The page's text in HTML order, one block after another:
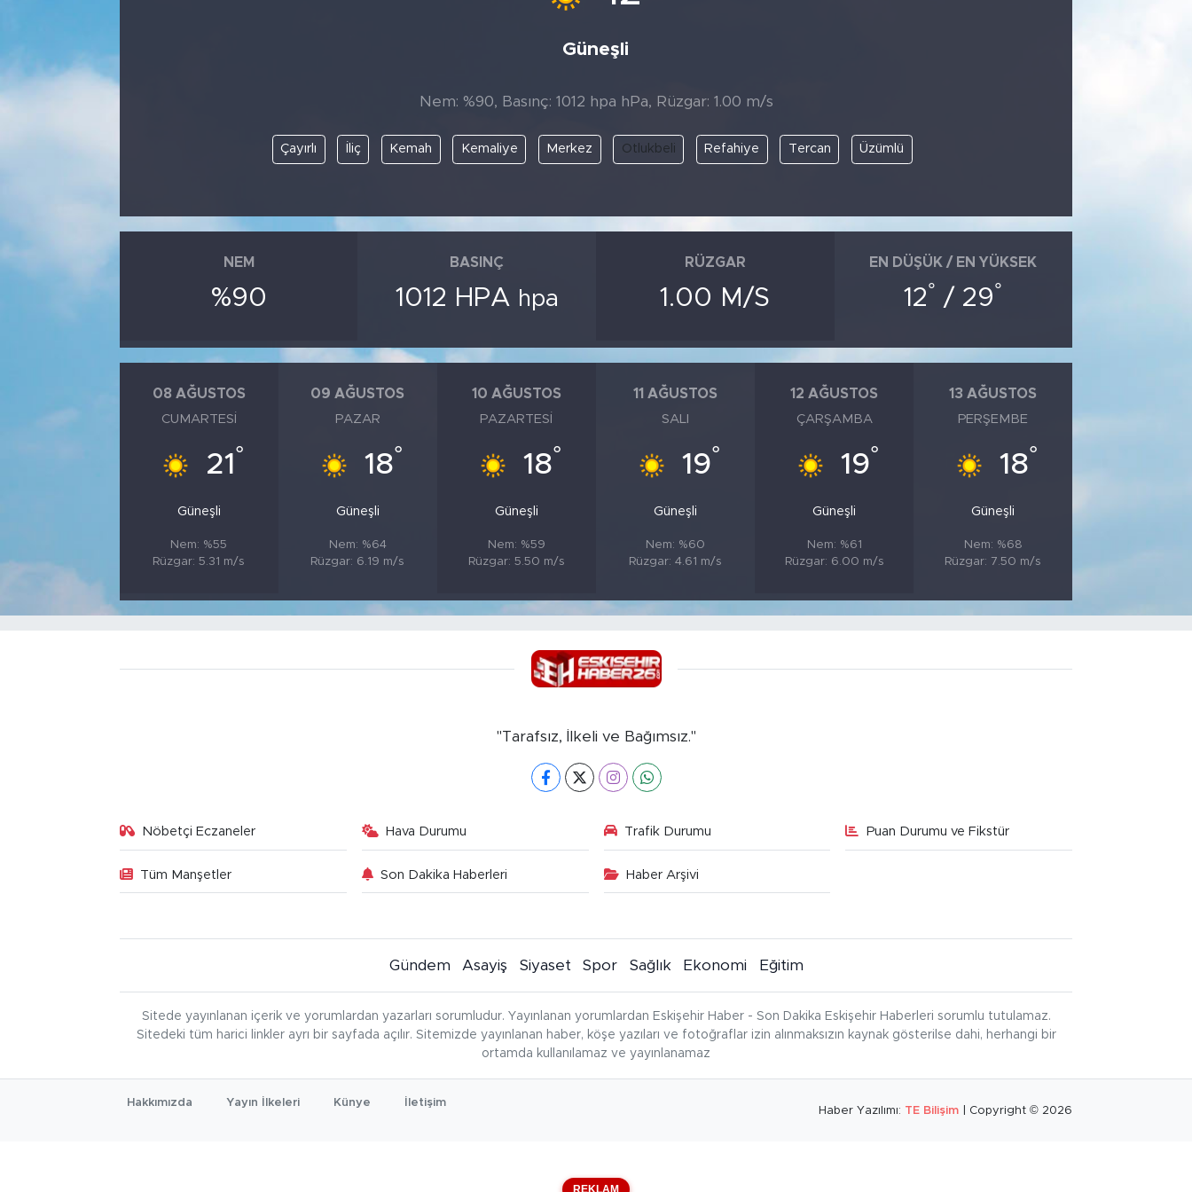
Güneşli
Nem: %90, Basınç: 1012 hpa hPa, Rüzgar: 1.00 m/s
Çayırlı İliç Kemah Kemaliye Merkez Otlukbeli Refahiye Tercan Üzümlü
NEM
%90
BASINÇ
1012 HPA hpa
RÜZGAR
1.00 M/S
EN DÜŞÜK / EN YÜKSEK
12° / 29°
08 AĞUSTOS
CUMARTESI
21 °
Güneşli
Nem: %55
Rüzgar: 5.31 m/s
09 AĞUSTOS
PAZAR
18°
Güneşli
Nem: %64
Rüzgar: 6.19 m/s
10 AĞUSTOS
PAZARTESI
18°
Güneşli
Nem: %59
Rüzgar: 5.50 m/s
11 AĞUSTOS
SALI
19°
Güneşli
Nem: %60
Rüzgar: 4.61 m/s
12 AĞUSTOS
ÇARŞAMBA
19°
Güneşli
Nem: %61
Rüzgar: 6.00 m/s
13 AĞUSTOS
PERŞEMBE
18°
Güneşli
Nem: %68
Rüzgar: 7.50 m/s
"Tarafsız, İlkeli ve Bağımsız."
Nöbetçi Eczaneler Hava Durumu Trafik Durumu Puan Durumu ve Fikstür
Tüm Manşetler Son Dakika Haberleri Haber Arşivi
Gündem Asayiş Siyaset Spor Sağlık Ekonomi Eğitim
Sitede yayınlanan içerik ve yorumlardan yazarları sorumludur. Yayınlanan yorumlardan Eskişehir Haber - Son Dakika Eskişehir Haberleri sorumlu tutulamaz.
Sitedeki tüm harici linkler ayrı bir sayfada açılır. Sitemizde yayınlanan haber, köşe yazıları ve fotoğraflar izin alınmaksızın kaynak gösterilse dahi, herhangi bir
ortamda kullanılamaz ve yayınlanamaz
Hakkımızda Yayın İlkeleri Künye İletişim
Haber Yazılımı: TE Bilişim | Copyright © 2026
Teknoloji